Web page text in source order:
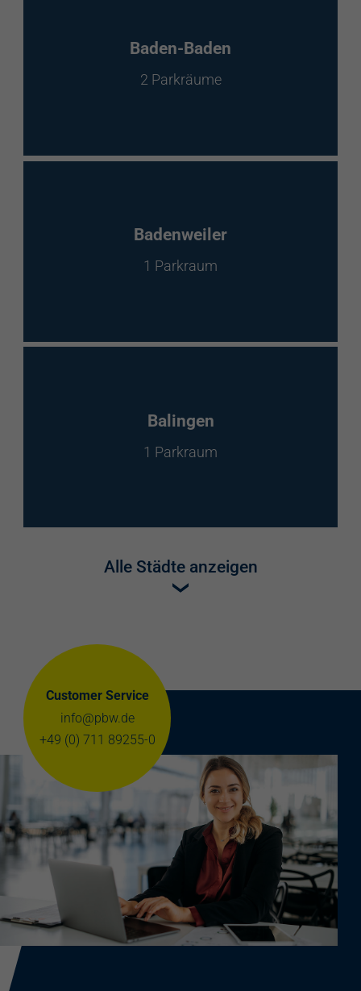
Baden-Baden
2 Parkräume
Badenweiler
1 Parkraum
Balingen
1 Parkraum
Alle Städte anzeigen
Customer Service
info@pbw.de
+49 (0) 711 89255-0